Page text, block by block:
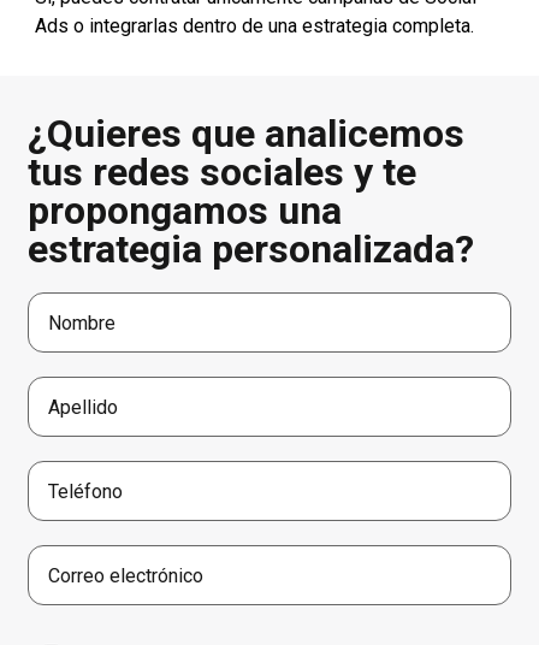
Ads o integrarlas dentro de una estrategia completa.
¿Quieres que analicemos
tus redes sociales y te
propongamos una
estrategia personalizada?